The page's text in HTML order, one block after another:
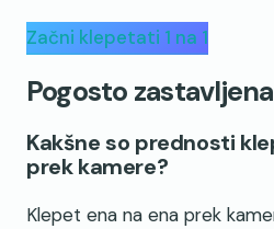
Začni klepetati 1 na 1
Pogosto
Kakšne so prednosti
prek kamere?
Klepet ena na ena prek